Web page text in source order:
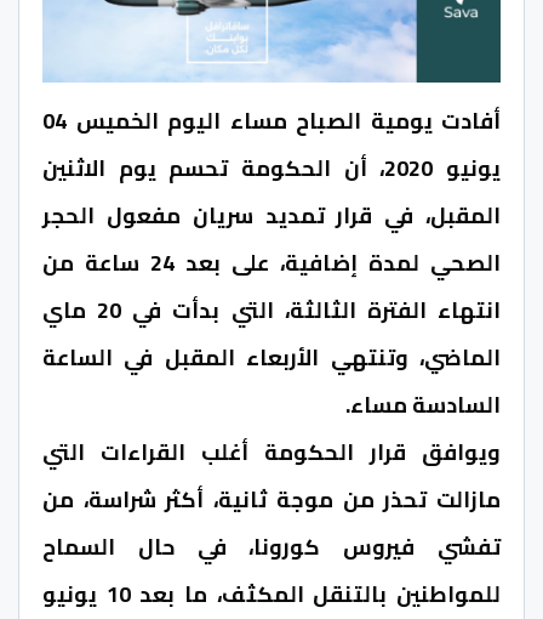
أفادت يومية الصباح مساء اليوم الخميس 04
يونيو 2020، أن الحكومة تحسم يوم الاثنين
المقبل، في قرار تمديد سريان مفعول الحجر
الصحي لمدة إضافية، على بعد 24 ساعة من
انتهاء الفترة الثالثة، التي بدأت في 20 ماي
الماضي، وتنتهي الأربعاء المقبل في الساعة
السادسة مساء.
ويوافق قرار الحكومة أغلب القراءات التي
مازالت تحذر من موجة ثانية، أكثر شراسة، من
تفشي فيروس كورونا، في حال السماح
للمواطنين بالتنقل المكثف، ما بعد 10 يونيو